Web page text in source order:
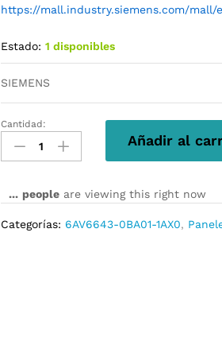
https://mall.industry.siemens.com/mall/
Estado: 1 disponibles
SIEMENS
6AV6643-
0BA01-
1AX0
Cantidad:
Añadir al
... people are viewing this right now
Categorías: 6AV6643-0BA01-1AX0,